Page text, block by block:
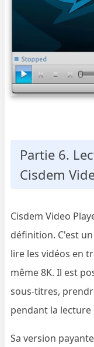
Partie 6.
Cisdem
Cisdem Video
définition. C'est
lire les vidéos en
même 8K. Il est
sous-titres,
pendant la lecture
Sa version